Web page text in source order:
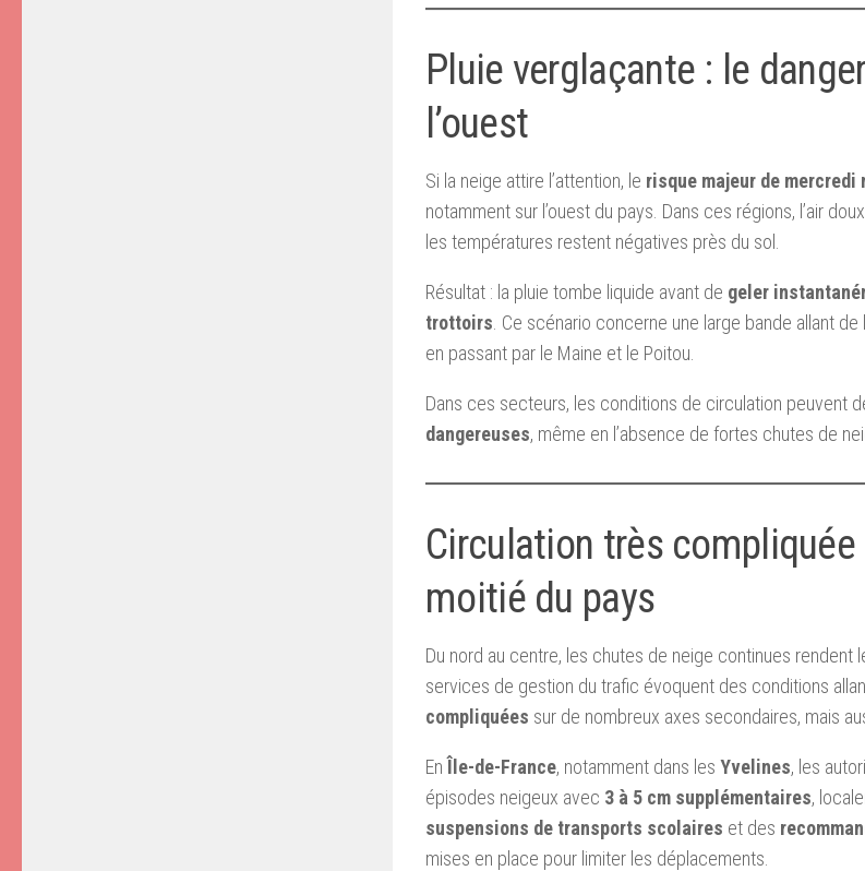
Pluie verglaçante : le
l’ouest
Si la neige attire l’attention, le risque majeur de
notamment sur l’ouest du pays. Dans ces régions, l’air
les températures restent négatives près du sol.
Résultat : la pluie tombe liquide avant de geler
trottoirs . Ce scénario concerne une large bande allant
en passant par le Maine et le Poitou.
Dans ces secteurs, les conditions de circulation peuvent
dangereuses, même en l’absence de fortes chutes de
Circulation très compliquée
moitié du pays
Du nord au centre, les chutes de neige continues rendent
services de gestion du trafic évoquent des conditions
compliquées sur de nombreux axes secondaires, mais
En Île-de-France, notamment dans les Yvelines, les
épisodes neigeux avec 3 à 5 cm supplémentaires,
suspensions de transports scolaires et des
mises en place pour limiter les déplacements.